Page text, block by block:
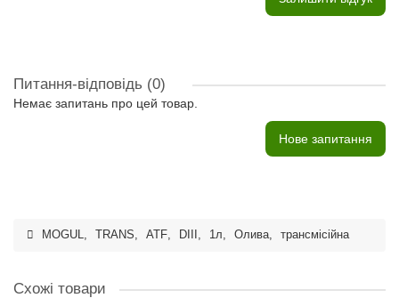
Питання-відповідь (0)
Немає запитань про цей товар.
Нове запитання
MOGUL, TRANS, ATF, DIII , 1л, Олива, трансмісійна
Схожі товари